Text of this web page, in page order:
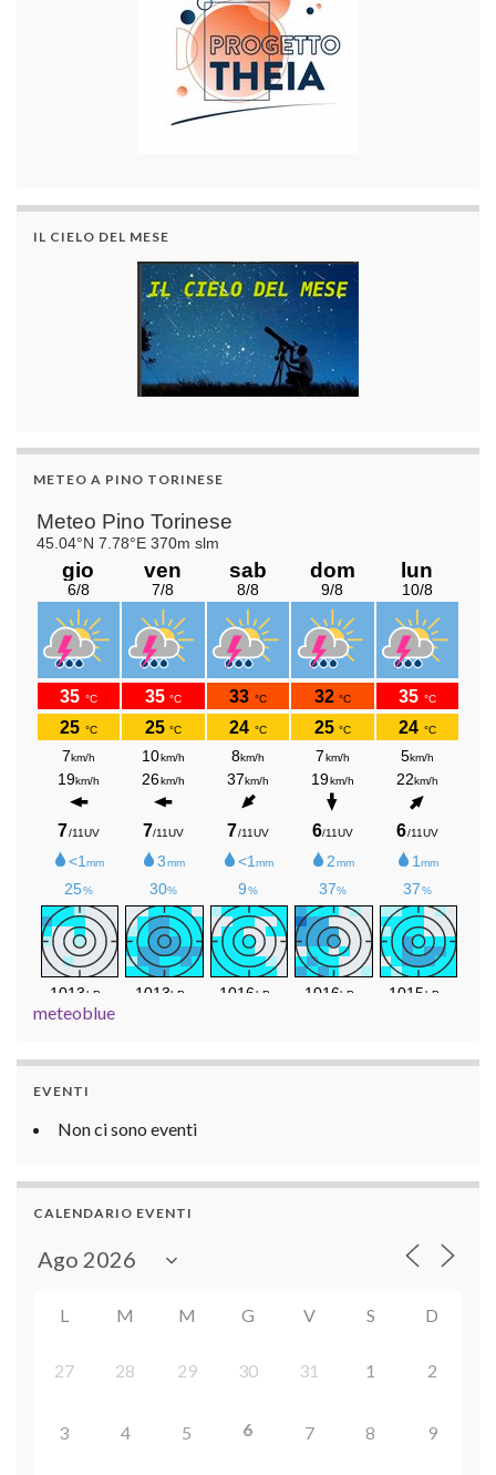
IL CIELO DEL MESE
METEO A PINO TORINESE
meteoblue
EVENTI
Non ci sono eventi
CALENDARIO EVENTI
L M M G V S D
27 28 29 30 31 1 2
3 4 5 6 7 8 9